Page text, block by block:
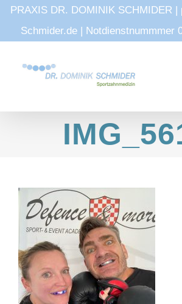
PRAXIS DR. DOMINIK SCHMIDER
Schmider.de | Notdienstnummmer
Inhalt